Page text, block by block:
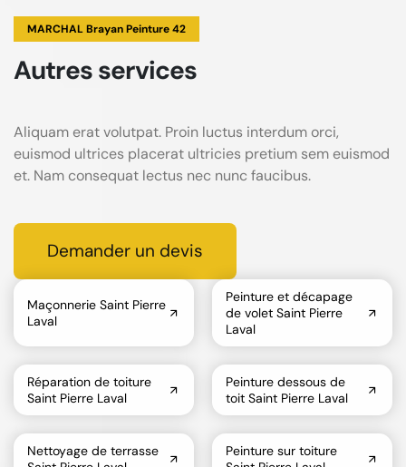
MARCHAL Brayan Peinture 42
Autres services
Aliquam erat volutpat. Proin luctus interdum orci,
euismod ultrices placerat ultricies pretium sem euismod
et. Nam consequat lectus nec nunc faucibus.
Demander un devis
Maçonnerie Saint Pierre
Laval
Peinture et décapage
de volet Saint Pierre
Laval
Réparation de toiture
Saint Pierre Laval
Peinture dessous de
toit Saint Pierre Laval
Nettoyage de terrasse
Peinture sur toiture